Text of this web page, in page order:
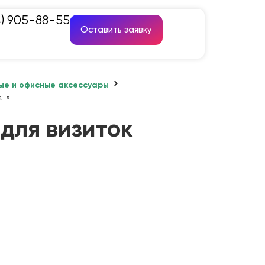
905-88-55
Оставить заявку
и офисные аксессуары
визиток